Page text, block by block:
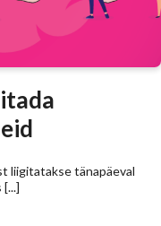
liigitatakse tänapäeval